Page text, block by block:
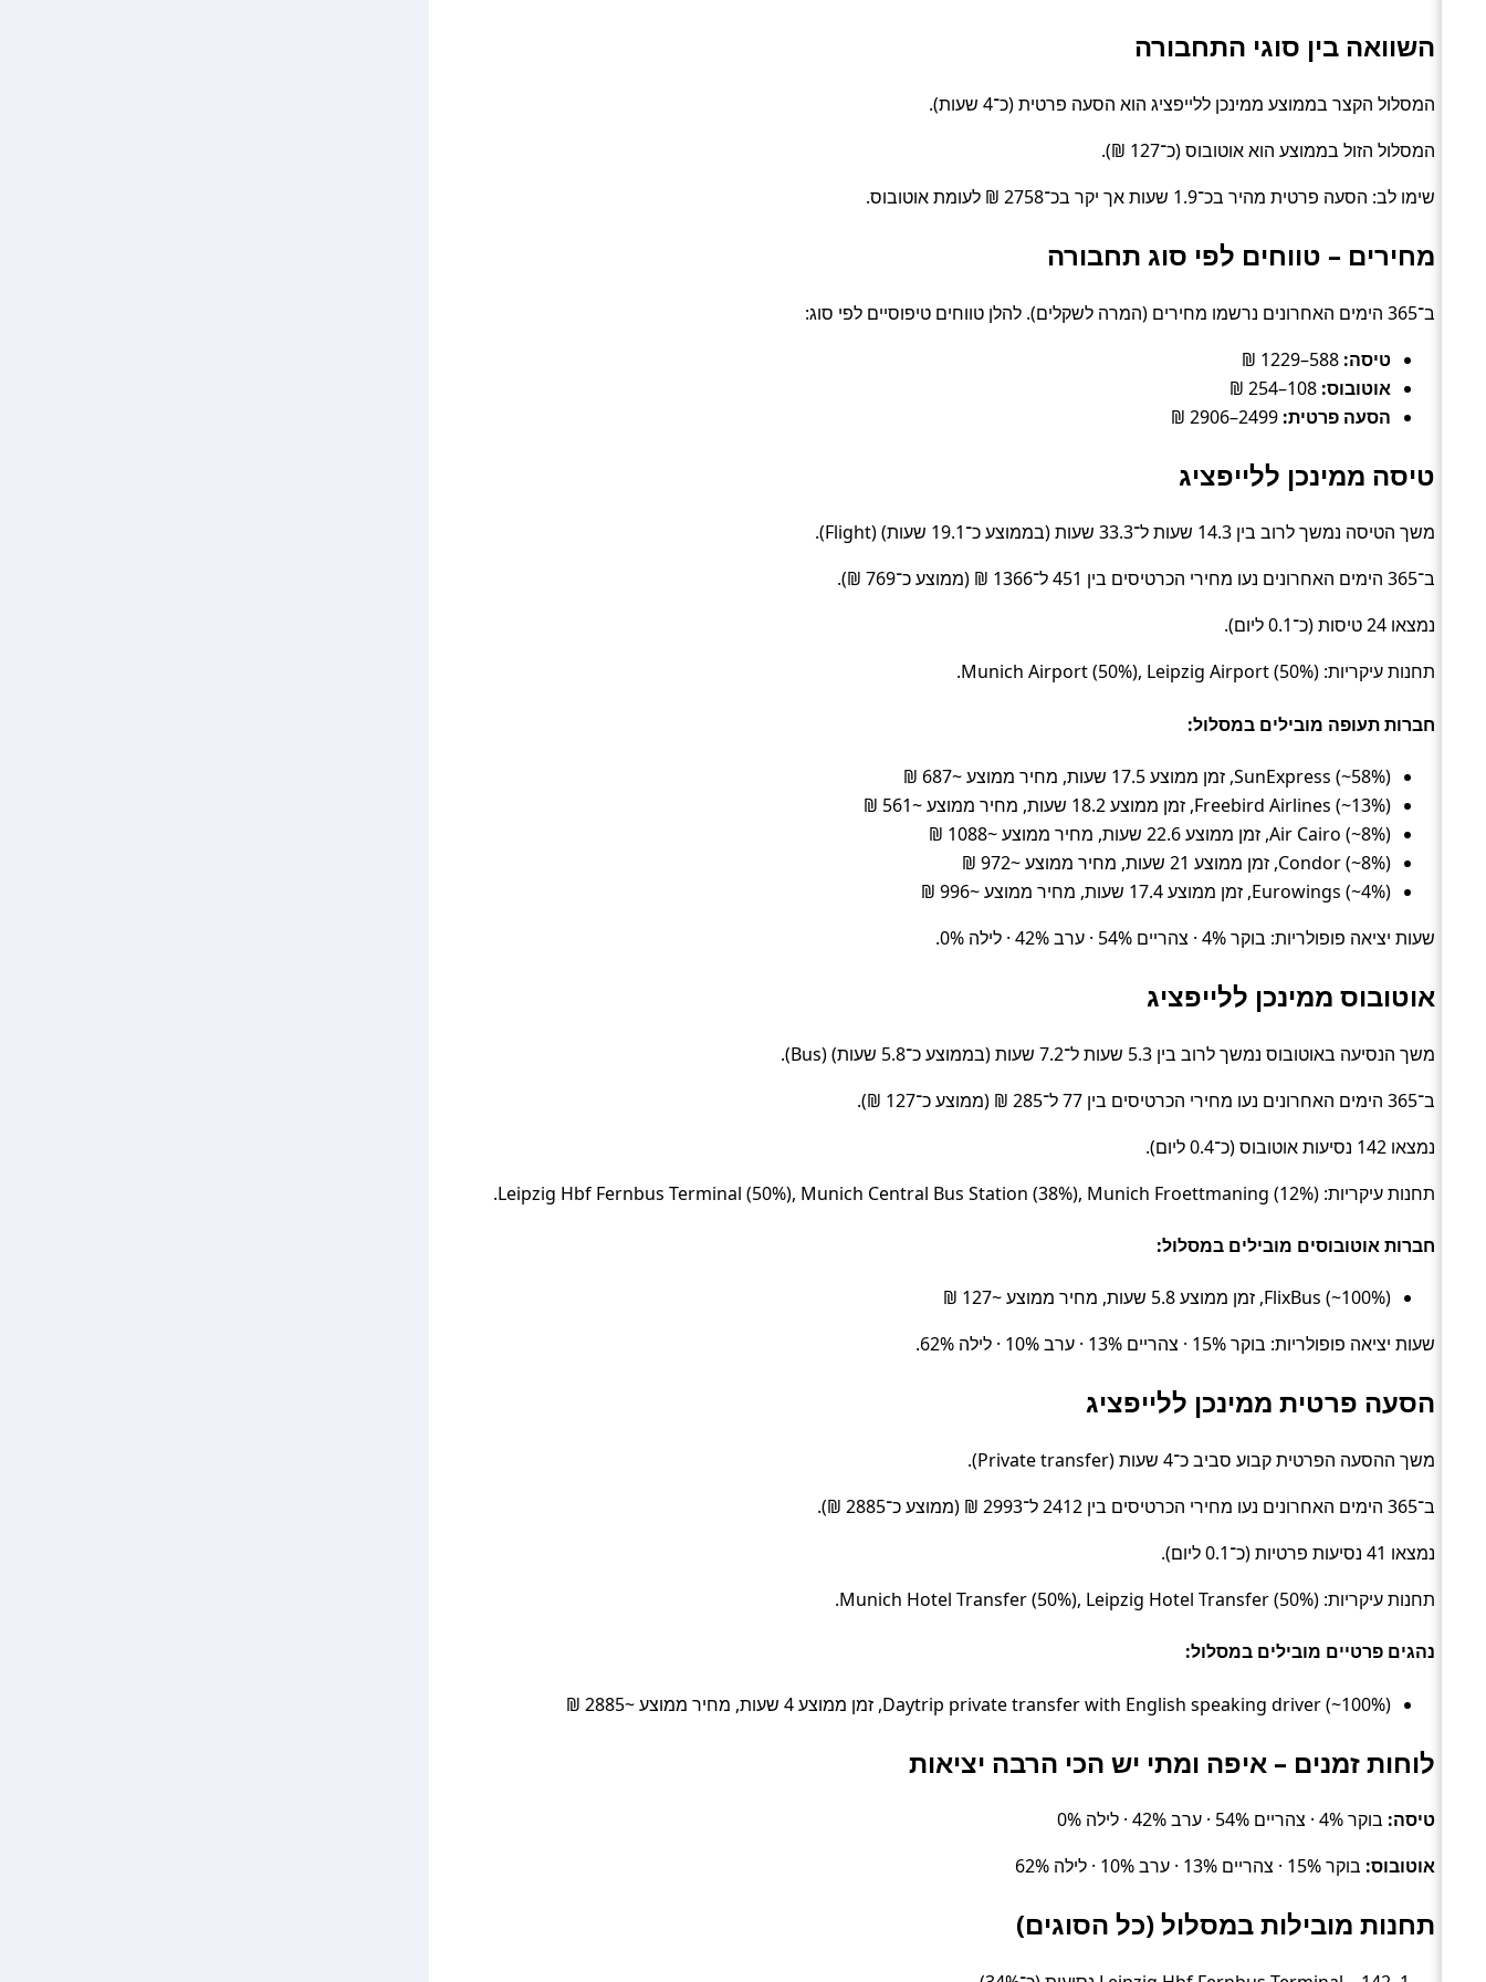
השוואה בין סוגי התחבורה
המסלול הקצר בממוצע ממינכן ללייפציג הוא הסעה פרטית (כ־4 שעות).
המסלול הזול בממוצע הוא אוטובוס (כ־127 ₪).
שימו לב: הסעה פרטית מהיר בכ־1.9 שעות אך יקר בכ־2758 ₪ לעומת אוטובוס.
מחירים – טווחים לפי סוג תחבורה
ב־365 הימים האחרונים נרשמו מחירים (המרה לשקלים). להלן טווחים טיפוסיים לפי סוג:
טיסה:
אוטובוס:
הסעה פרטית:
טיסה ממינכן ללייפציג
משך הטיסה נמשך לרוב בין 14.3 שעות ל־33.3 שעות (בממוצע כ־19.1 שעות) (Flight).
ב־365 הימים האחרונים נעו מחירי הכרטיסים בין 451 ל־1366 ₪ (ממוצע כ־769 ₪).
נמצאו 24 טיסות (כ־0.1 ליום).
תחנות עיקריות: Munich Airport (50%), Leipzig Airport (50%).
חברות תעופה מובילים במסלול:
SunExpress (~58%), זמן ממוצע 17.5 שעות, מחיר ממוצע ~687 ₪
Freebird Airlines (~13%), זמן ממוצע 18.2 שעות, מחיר ממוצע ~561 ₪
Air Cairo (~8%), זמן ממוצע 22.6 שעות, מחיר ממוצע ~1088 ₪
Condor (~8%), זמן ממוצע 21 שעות, מחיר ממוצע ~972 ₪
Eurowings (~4%), זמן ממוצע 17.4 שעות, מחיר ממוצע ~996 ₪
שעות יציאה פופולריות: בוקר 4% · צהריים 54% · ערב 42% · לילה 0%.
אוטובוס ממינכן ללייפציג
משך הנסיעה באוטובוס נמשך לרוב בין 5.3 שעות ל־7.2 שעות (בממוצע כ־5.8 שעות) (Bus).
ב־365 הימים האחרונים נעו מחירי הכרטיסים בין 77 ל־285 ₪ (ממוצע כ־127 ₪).
נמצאו 142 נסיעות אוטובוס (כ־0.4 ליום).
תחנות עיקריות: Leipzig Hbf Fernbus Terminal (50%), Munich Central Bus Station (38%), Munich Froettmaning (12%).
חברות אוטובוסים מובילים במסלול:
FlixBus (~100%), זמן ממוצע 5.8 שעות, מחיר ממוצע ~127 ₪
שעות יציאה פופולריות: בוקר 15% · צהריים 13% · ערב 10% · לילה 62%.
הסעה פרטית ממינכן ללייפציג
משך ההסעה הפרטית קבוע סביב כ־4 שעות (Private transfer).
ב־365 הימים האחרונים נעו מחירי הכרטיסים בין 2412 ל־2993 ₪ (ממוצע כ־2885 ₪).
נמצאו 41 נסיעות פרטיות (כ־0.1 ליום).
תחנות עיקריות: Munich Hotel Transfer (50%), Leipzig Hotel Transfer (50%).
נהגים פרטיים מובילים במסלול:
Daytrip private transfer with English speaking driver (~100%), זמן ממוצע 4 שעות, מחיר ממוצע ~2885 ₪
לוחות זמנים – איפה ומתי יש הכי הרבה יציאות
טיסה: בוקר 4% · צהריים 54% · ערב 42% · לילה 0%
אוטובוס: בוקר 15% · צהריים 13% · ערב 10% · לילה 62%
תחנות מובילות במסלול (כל הסוגים)